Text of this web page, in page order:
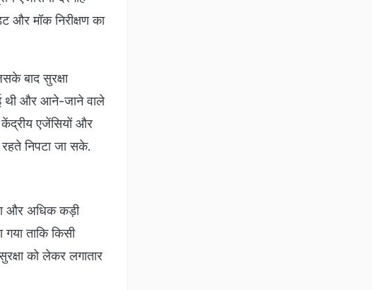
और मॉक निरीक्षण का
बाद सुरक्षा
थी और आने-जाने वाले
एजेंसियों और
रहते निपटा जा सके.
और अधिक कड़ी
ताकि किसी
को लेकर लगातार